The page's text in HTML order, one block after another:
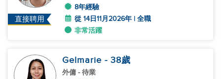
直接聘用
8年經驗
從 14日11月2026年 | 全職
非常活躍
Gelmarie - 38歲
外傭 - 待業